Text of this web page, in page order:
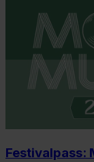
Festivalpass: